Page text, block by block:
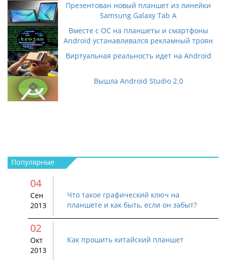
Презентован новый планшет из линейки
Samsung Galaxy Tab A
Вместе с ОС на планшеты и смартфоны
Android устанавливался рекламный троян
Виртуальная реальность идет на Android
Вышла Android Studio 2.0
04
Сен
2013
Что такое графический ключ на
планшете и как быть, если он забыт?
02
Окт
2013
Как прошить китайский планшет